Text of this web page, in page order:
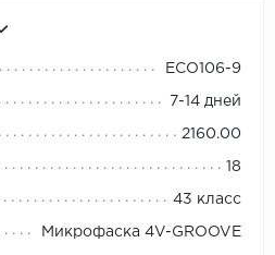
ECO106-9
7-14 дней
2160.00
18
43 класс
Микрофаска 4V-GROOVE